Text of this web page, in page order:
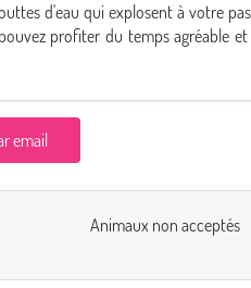
d'eau qui explosent à votre
profiter du temps agréable
email
Animaux non acceptés